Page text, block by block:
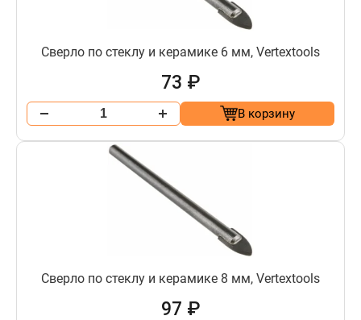
Сверло по стеклу и керамике 6 мм, Vertextools
73 ₽
В корзину
Сверло по стеклу и керамике 8 мм, Vertextools
97 ₽